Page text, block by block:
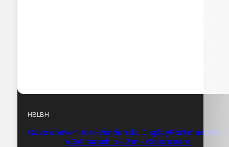
HBLBH
Cavo convertitore Vention da DisplayPort maschio a
VGA maschio – 2 m – Colore nero